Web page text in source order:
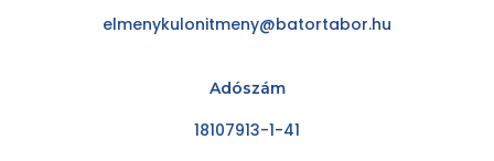
elmenykulonitmeny@batortabor.hu
Adószám
18107913-1-41